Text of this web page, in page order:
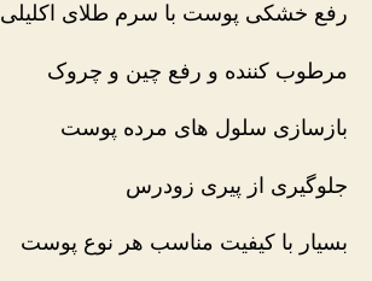
رفع خشکی پوست با سرم طلای اکلیلی
مرطوب کننده و رفع چین و چروک
بازسازی سلول های مرده پوست
جلوگیری از پیری زودرس
بسیار با کیفیت مناسب هر نوع پوست